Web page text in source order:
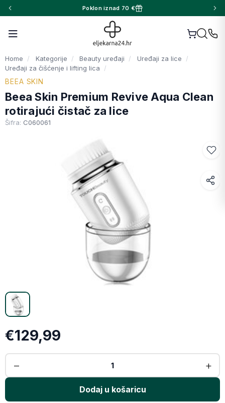
Poklon iznad 70 €
Home Kategorije Beauty uređaji
Uređaji za lice
Uređaji za čišćenje i lifting lica
BEEA SKIN
Beea Skin Premium Revive Aqua Clean
rotirajući čistač za lice
Šifra: C060061
Facebook
WhatsApp
X (Twitter)
Kopiraj link
€129,99